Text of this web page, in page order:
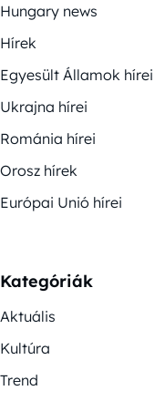
Hungary news
Hírek
Egyesült Államok hírei
Ukrajna hírei
Románia hírei
Orosz hírek
Európai Unió hírei
Kategóriák
Aktuális
Kultúra
Trend